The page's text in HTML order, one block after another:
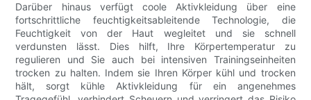
Darüber hinaus verfügt coole Aktivkleidung über eine
fortschrittliche feuchtigkeitsableitende Technologie, die
Feuchtigkeit von der Haut wegleitet und sie schnell
verdunsten lässt. Dies hilft, Ihre Körpertemperatur zu
regulieren und Sie auch bei intensiven Trainingseinheiten
trocken zu halten. Indem sie Ihren Körper kühl und trocken
hält, sorgt kühle Aktivkleidung für ein angenehmes